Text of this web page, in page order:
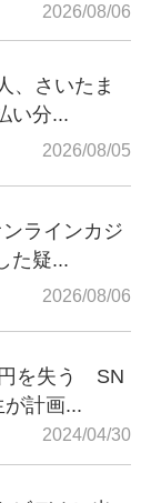
2026/08/06
、さいたま
い分...
2026/08/05
ラインカジ
た疑...
2026/08/06
を失う SN
計画...
2024/04/30